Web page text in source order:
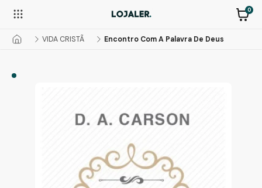
0
VIDA CRISTÃ Encontro Com A Palavra De Deus